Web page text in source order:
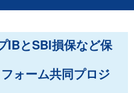
IBとSBI損保など保
ォーム共同プロジ